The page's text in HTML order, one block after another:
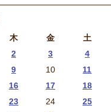
木 金 土
2 3
4
9 10
11
16 17
18
23 24
25